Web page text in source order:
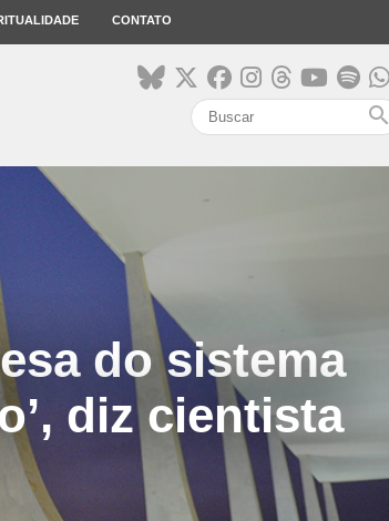
CONTATO
search
do sistema
diz cientista